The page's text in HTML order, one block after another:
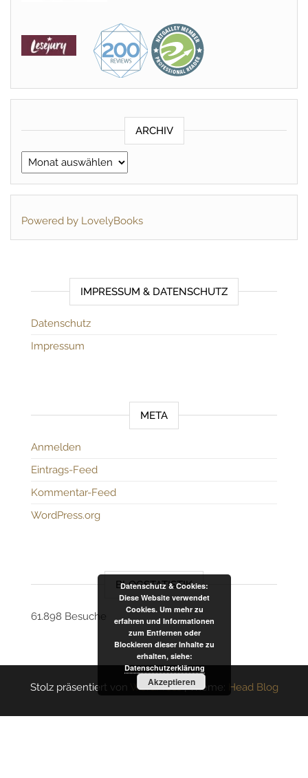
ARCHIV
Archiv
Powered by LovelyBooks
IMPRESSUM & DATENSCHUTZ
Datenschutz
Impressum
META
Anmelden
Eintrags-Feed
Kommentar-Feed
WordPress.org
BLOGSTATISTIK
61.898 Besuche
Stolz präsentiert von WordPress |Theme: Head Blog
Datenschutz & Cookies:
Diese Website verwendet
Cookies. Um mehr zu
erfahren und Informationen
zum Entfernen oder
Blockieren dieser Inhalte zu
erhalten, siehe:
Datenschutzerklärung
Akzeptieren